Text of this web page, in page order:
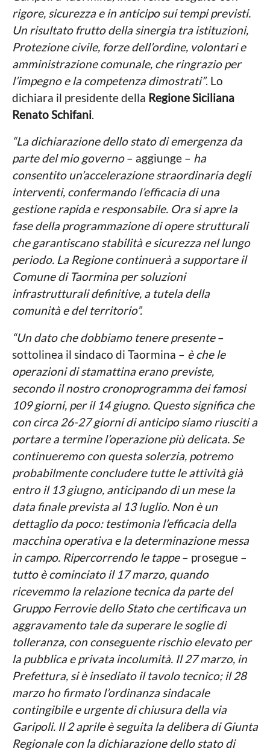
rigore, sicurezza e in anticipo sui tempi previsti.
Un risultato frutto della sinergia tra istituzioni,
Protezione civile, forze dell’ordine, volontari e
amministrazione comunale, che ringrazio per
l’impegno e la competenza dimostrati”. Lo
dichiara il presidente della Regione Siciliana
Renato Schifani.
“La dichiarazione dello stato di emergenza da
parte del mio governo– aggiunge – ha
consentito un’accelerazione straordinaria degli
interventi, confermando l’efficacia di una
gestione rapida e responsabile. Ora si apre la
fase della programmazione di opere strutturali
che garantiscano stabilità e sicurezza nel lungo
periodo. La Regione continuerà a supportare il
Comune di Taormina per soluzioni
infrastrutturali definitive, a tutela della
comunità e del territorio”.
“Un dato che dobbiamo tenere presente–
sottolinea il sindaco di Taormina – è che le
operazioni di stamattina erano previste,
secondo il nostro cronoprogramma dei famosi
109 giorni, per il 14 giugno. Questo significa che
con circa 26-27 giorni di anticipo siamo riusciti a
portare a termine l’operazione più delicata. Se
continueremo con questa solerzia, potremo
probabilmente concludere tutte le attività già
entro il 13 giugno, anticipando di un mese la
data finale prevista al 13 luglio. Non è un
dettaglio da poco: testimonia l’efficacia della
macchina operativa e la determinazione messa
in campo. Ripercorrendo le tappe– prosegue –
tutto è cominciato il 17 marzo, quando
ricevemmo la relazione tecnica da parte del
Gruppo Ferrovie dello Stato che certificava un
aggravamento tale da superare le soglie di
tolleranza, con conseguente rischio elevato per
la pubblica e privata incolumità. Il 27 marzo, in
Prefettura, si è insediato il tavolo tecnico; il 28
marzo ho firmato l’ordinanza sindacale
contingibile e urgente di chiusura della via
Garipoli. Il 2 aprile è seguita la delibera di Giunta
Regionale con la dichiarazione dello stato di